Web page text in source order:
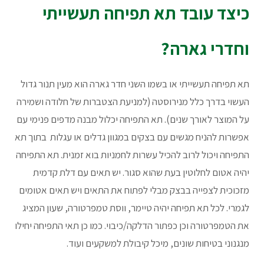
כיצד עובד תא תפיחה תעשייתי
וחדרי גארה?
תא תפיחה תעשייתי או בשמו השני חדר גארה הוא מעין תנור גדול
העשוי בדרך כלל מנירוסטה (למניעת הצטברות של חלודה ושמירה
על המוצר לאורך שנים). תא התפיחה יכלול מבנה מדפים פנימי עם
אפשרות להניח מגשים עם בצקים במגוון גדלים או עגלות בתוך תא
התפיחה ויכול לרוב להכיל עשרות לחמניות בוא זמנית. תא התפיחה
יהיה אטום לחלוטין בעת שהוא סגור. יש תאים עם דלת קדמית
מזכוכית לצפייה בבצק מבלי לפתוח את התאים ויש תאים אטומים
לגמרי. לכל תא תפיחה יהיה טיימר, ווסת טמפרטורה, שעון המציג
את הטמפרטורה וכן כפתור הדלקה/כיבוי. כמו כן תאי התפיחה יחילו
מנגנוני בטיחות שונים, מיכל קיבולת למשקעים ועוד.